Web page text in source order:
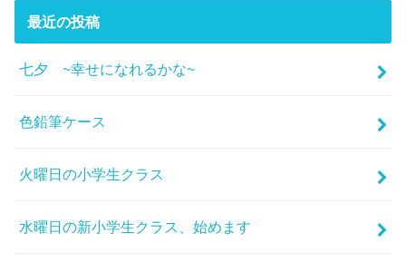
最近の投稿
七夕 ~幸せになれるかな~
色鉛筆ケース
火曜日の小学生クラス
水曜日の新小学生クラス、始めます